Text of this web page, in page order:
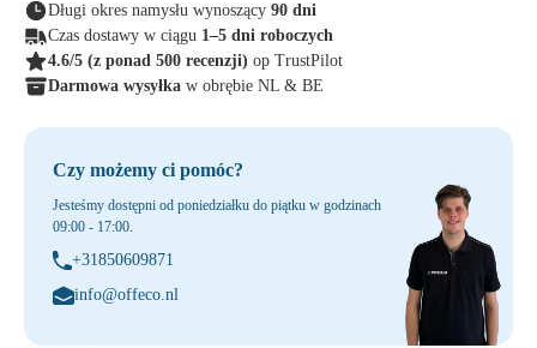
Długi okres namysłu wynoszący 90 dni
Czas dostawy w ciągu 1–5 dni roboczych
4.6/5 (z ponad 500 recenzji) op TrustPilot
Darmowa wysyłka w obrębie NL & BE
Czy możemy ci pomóc?
Jesteśmy dostępni od poniedziałku do piątku w godzinach
09:00 - 17:00.
+31850609871
info@offeco.nl